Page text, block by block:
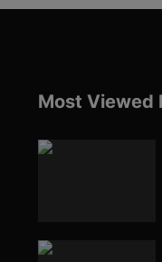
Most Viewed